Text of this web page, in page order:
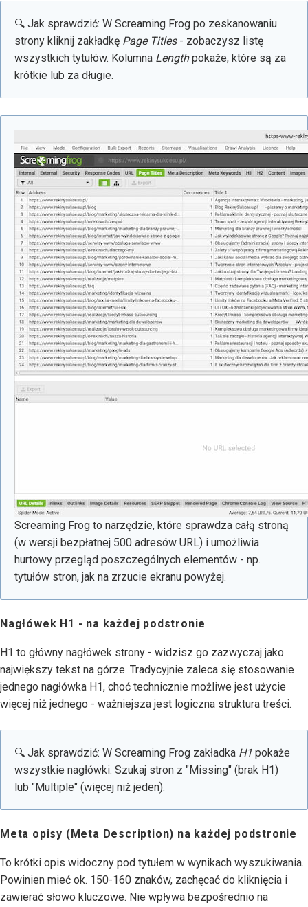
🔍 Jak sprawdzić: W Screaming Frog po zeskanowaniu
strony kliknij zakładkę Page Titles- zobaczysz listę
wszystkich tytułów. Kolumna Lengthpokaże, które są za
krótkie lub za długie.
Screaming Frog to narzędzie, które sprawdza całą stroną
(w wersji bezpłatnej 500 adresów URL) i umożliwia
hurtowy przegląd poszczególnych elementów - np.
tytułów stron, jak na zrzucie ekranu powyżej.
Nagłówek H1 - na każdej podstronie
H1 to główny nagłówek strony - widzisz go zazwyczaj jako
największy tekst na górze. Tradycyjnie zaleca się stosowanie
jednego nagłówka H1, choć technicznie możliwe jest użycie
więcej niż jednego - ważniejsza jest logiczna struktura treści.
🔍 Jak sprawdzić: W Screaming Frog zakładka H1 pokaże
wszystkie nagłówki. Szukaj stron z "Missing" (brak H1)
lub "Multiple" (więcej niż jeden).
Meta opisy (Meta Description) na każdej podstronie
To krótki opis widoczny pod tytułem w wynikach wyszukiwania.
Powinien mieć ok. 150-160 znaków, zachęcać do kliknięcia i
zawierać słowo kluczowe. Nie wpływa bezpośrednio na